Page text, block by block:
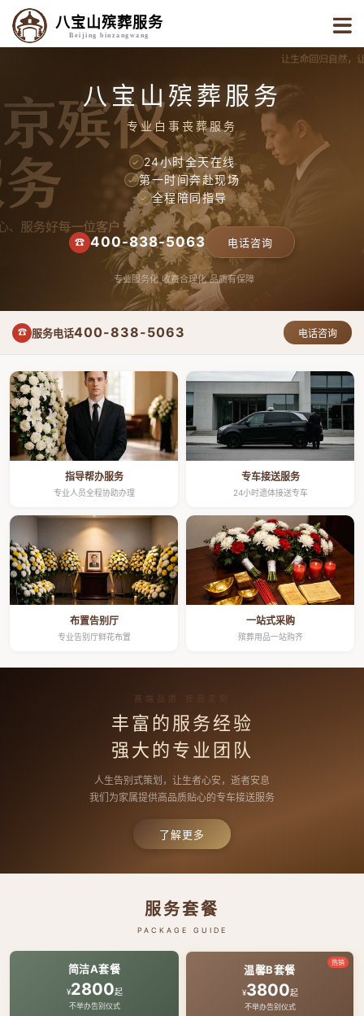
八宝山殡葬服务
Beijing binzangwang
八宝山殡葬服务
专业白事丧葬服务
✓ 24小时全天在线
✓ 第一时间奔赴现场
✓ 全程陪同指导
☎ 400-838-5063 电话咨询
专业服务化 收费合理化 品质有保障
☎ 服务电话400-838-5063 电话咨询
指导帮办服务
专业人员全程协助办理
专车接送服务
24小时遗体接送专车
布置告别厅
专业告别厅鲜花布置
一站式采购
殡葬用品一站购齐
高端品质 按需定制
丰富的服务经验
强大的专业团队
人生告别式策划，让生者心安，逝者安息
我们为家属提供高品质贴心的专车接送服务
了解更多
服务套餐
PACKAGE GUIDE
简洁A套餐
¥2800起
不举办告别仪式
热销
温馨B套餐
¥3800起
不举办告别仪式